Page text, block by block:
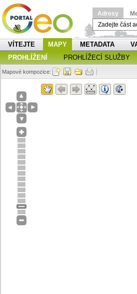
Adresy
VÍTEJTE MAPY METADATA
PROHLÍŽENÍ
PROHLÍŽECÍ SLUŽBY
Mapové kompozice: